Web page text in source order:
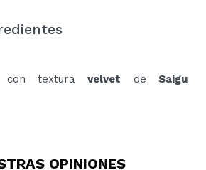
con texturavelvet deSaigu
tus labios estarán super
en tus labios y un
OPINIONES